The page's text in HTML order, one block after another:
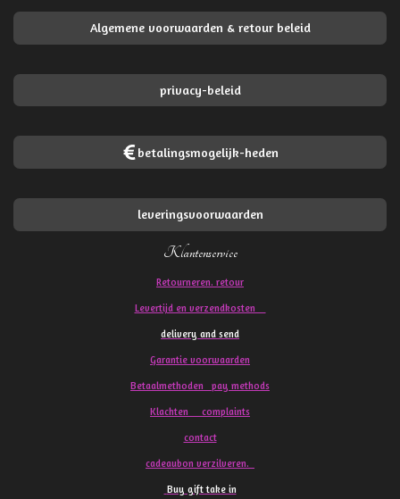
Algemene voorwaarden & retour beleid
privacy-beleid
betalingsmogelijk-heden
leveringsvoorwaarden
Klantenservice
Retourneren. retour
Levertijd en verzendkosten
delivery and send
Garantie voorwaarden
Betaalmethoden pay methods
Klachten complaints
contact
cadeaubon verzilveren.
Buy gift take in